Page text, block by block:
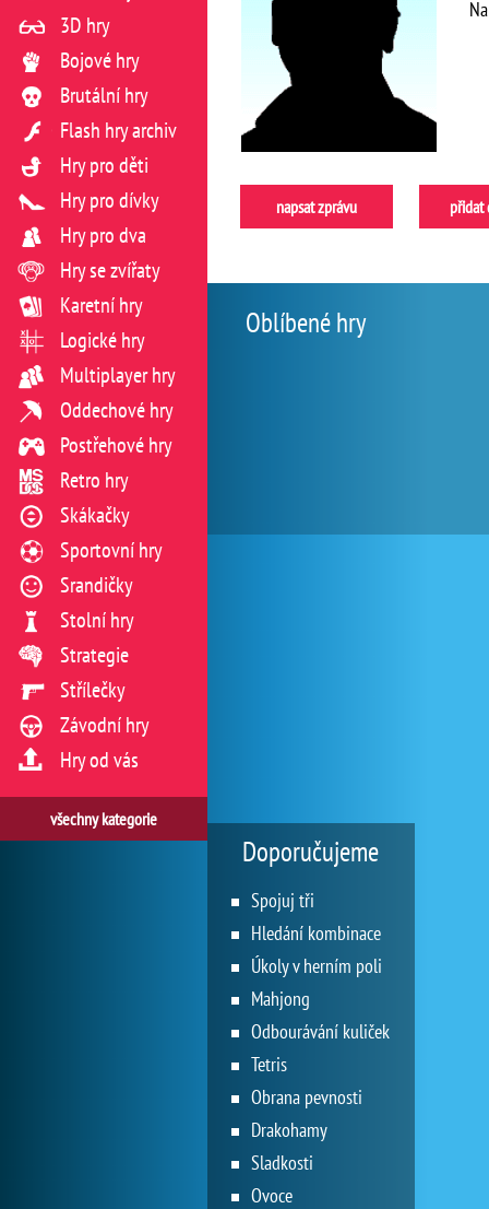
napsat zprávu přidat
Oblíbené hry
3D hry
Bojové hry
Brutální hry
Flash hry archiv
Hry pro děti
Hry pro dívky
Hry pro dva
Hry se zvířaty
Karetní hry
Logické hry
Multiplayer hry
Oddechové hry
Postřehové hry
Retro hry
Skákačky
Sportovní hry
Srandičky
Stolní hry
Strategie
Střílečky
Závodní hry
Hry od vás
všechny kategorie
Doporučujeme
Spojuj tři
Hledání kombinace
Úkoly v herním poli
Mahjong
Odbourávání kuliček
Tetris
Obrana pevnosti
Drakohamy
Sladkosti
Ovoce